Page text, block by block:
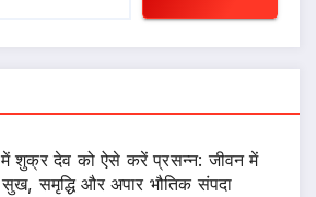
शुक्र देव को ऐसे करें प्रसन्न: जीवन में
समृद्धि और अपार भौतिक संपदा